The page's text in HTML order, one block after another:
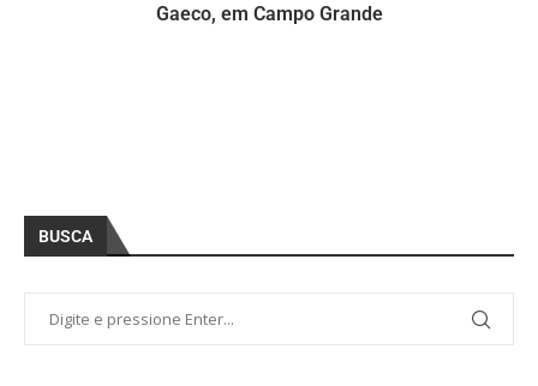
Gaeco, em Campo Grande
BUSCA